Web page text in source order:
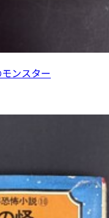
ンスター